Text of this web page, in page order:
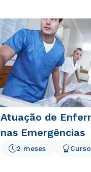
Atuação de
nas Emergências
2 meses
Estou
envio
Estou
envio